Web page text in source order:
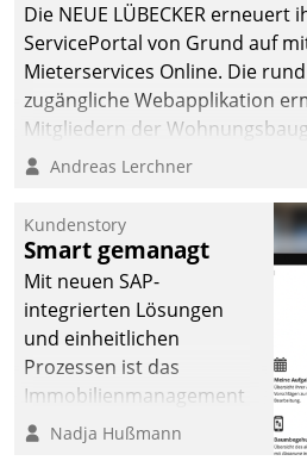
Die NEUE LÜBECKER erneuert
ServicePortal von Grund auf
Mieterservices Online. Die
zugängliche Webapplikation
Mitgliedern der
Kontaktaufnahme per
Andreas Lerchner
Kundenstory
Smart gemanagt
Mit neuen SAP-
integrierten Lösungen
und einheitlichen
Prozessen ist das
Immobilienmanagement
der Bayerischen
Nadja Hußmann